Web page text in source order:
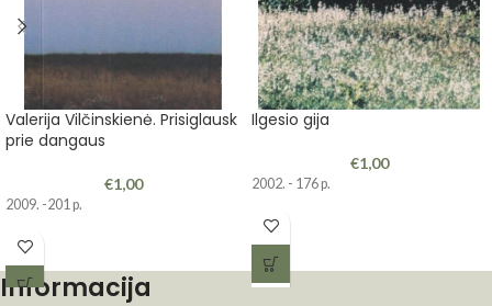
Valerija Vilčinskienė. Prisiglausk
prie dangaus
€1,00
2009. -201 p.
Ilgesio gija
€1,00
2002. - 176 p.
Informacija